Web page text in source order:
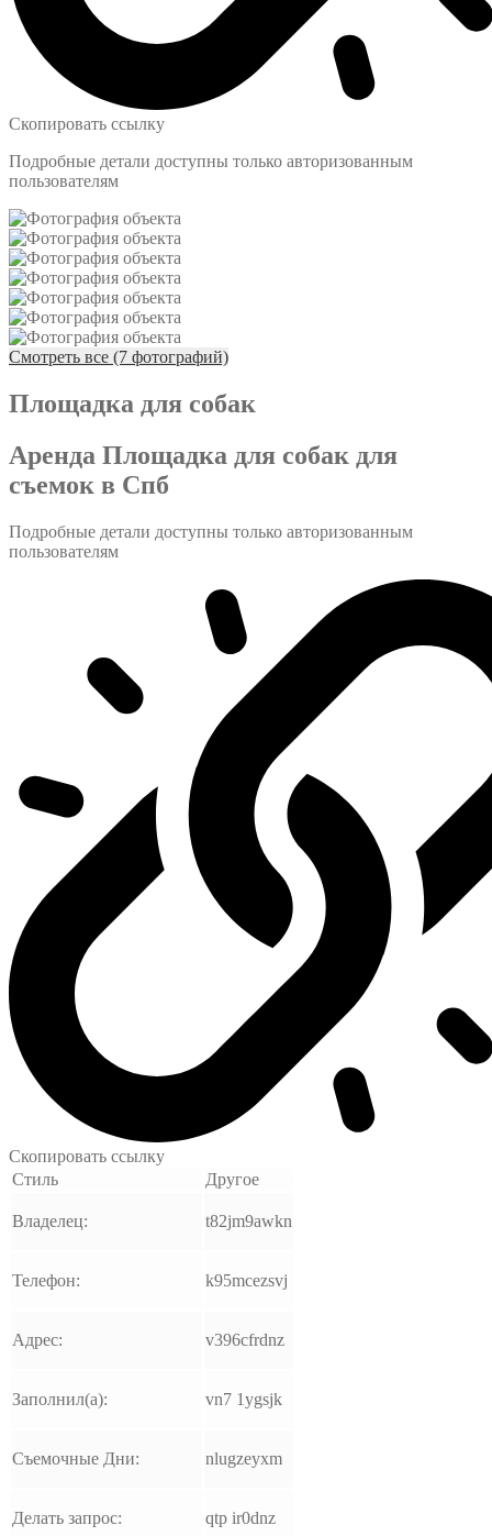
Скопировать ссылку
Подробные детали доступны только авторизованным
пользователям
Смотреть все (7 фотографий)
Площадка для собак
Аренда Площадка для собак для
съемок в Спб
Подробные детали доступны только авторизованным
пользователям
Скопировать ссылку
Стиль
Другое
Владелец: t82jm9awkn
Телефон: k95mcezsvj
Адрес: v396cfrdnz
Заполнил(а): vn7 1ygsjk
Съемочные Дни: nlugzeyxm
Делать запрос: qtp ir0dnz